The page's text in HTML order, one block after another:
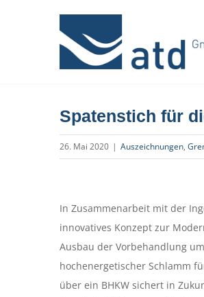
Spatenstich für
26. Mai 2020 | Auszeichnungen,
grösseres
Bild
In Zusammenarbeit mit der
innovatives Konzept zur
Ausbau der Vorbehandlung
hochenergetischer Schlamm
über ein BHKW sichert in